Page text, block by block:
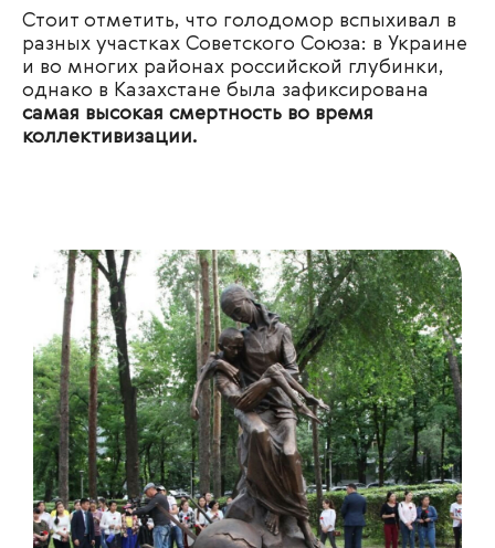
Стоит отметить, что голодомор вспыхивал в
разных участках Советского Союза: в Украине
и во многих районах российской глубинки,
однако в Казахстане была зафиксирована
самая высокая смертность во время
коллективизации.